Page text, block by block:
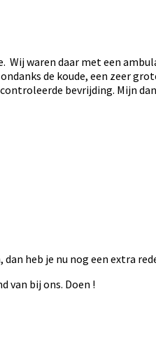
waren daar met een
de koude, een zeer
bevrijding. Mijn
heb je nu nog een extra
van bij ons. Doen !